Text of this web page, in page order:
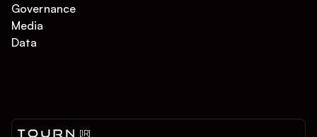
Governance
Media
Data
[IR]